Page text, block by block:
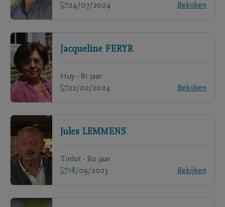
24/07/2024
Bekijken
Jacqueline FERYR
Huy - 81 jaar
22/02/2024
Bekijken
Jules LEMMENS
Tinlot - 80 jaar
18/09/2023
Bekijken